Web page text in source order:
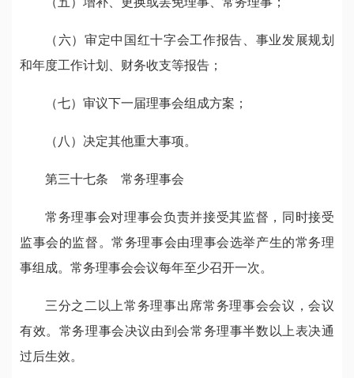
（六）审定中国红十字会工作报告、事业发展规划
和年度工作计划、财务收支等报告；
（七）审议下一届理事会组成方案；
（八）决定其他重大事项。
第三十七条 常务理事会
常务理事会对理事会负责并接受其监督，同时接受
监事会的监督。常务理事会由理事会选举产生的常务理
事组成。常务理事会会议每年至少召开一次。
三分之二以上常务理事出席常务理事会会议，会议
有效。常务理事会决议由到会常务理事半数以上表决通
过后生效。